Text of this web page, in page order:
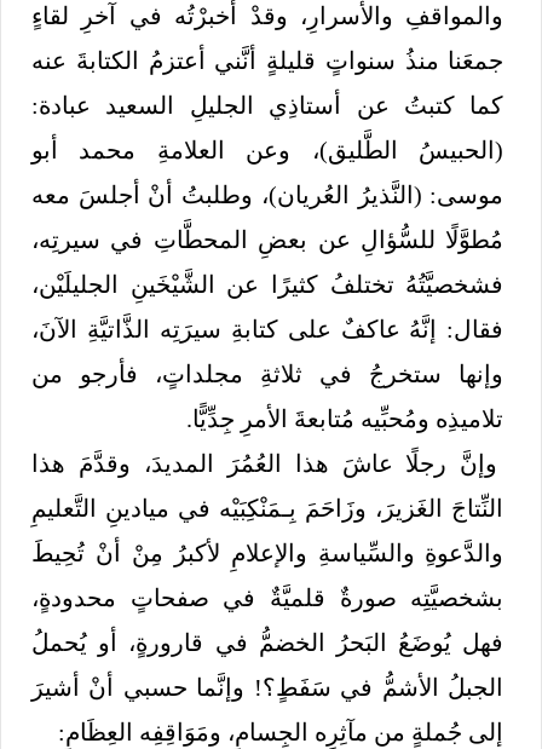
والمواقفِ والأسرارِ، وقدْ أخبرْتُه في آخرِ لقاءٍ
جمعَنا منذُ سنواتٍ قليلةٍ أنَّني أعتزمُ الكتابةَ عنه
كما كتبتُ عن أستاذِي الجليلِ السعيد عبادة:
(الحبيسُ الطَّليق)، وعن العلامةِ محمد أبو
موسى: (النَّذيرُ العُريان)، وطلبتُ أنْ أجلسَ معه
مُطوَّلًا للسُّؤالِ عن بعضِ المحطَّاتِ في سيرتِه،
فشخصيَّتُهُ تختلفُ كثيرًا عن الشَّيْخَينِ الجليلَيْن،
فقال: إنَّهُ عاكفٌ على كتابةِ سيرَتِه الذَّاتيَّةِ الآنَ،
وإنها ستخرجُ في ثلاثةِ مجلداتٍ، فأرجو من
تلاميذِه ومُحبِّيه مُتابعةَ الأمرِ جِدِّيًّا.
وإنَّ رجلًا عاشَ هذا العُمُرَ المديدَ، وقدَّمَ هذا
النِّتاجَ الغَزيرَ، وزَاحَمَ بِـمَنْكِبَيْه في ميادينِ التَّعليمِ
والدَّعوةِ والسِّياسةِ والإعلامِ لأكبرُ مِنْ أنْ تُحِيطَ
بشخصيَّتِه صورةٌ قلميَّةٌ في صفحاتٍ محدودةٍ،
فهل يُوضَعُ البَحرُ الخضمُّ في قارورةٍ، أو يُحملُ
الجبلُ الأشمُّ في سَفَطٍ؟! وإنَّما حسبي أنْ أشيرَ
إلى جُملةٍ من مآثِرِه الجِسامِ، ومَوَاقِفِه العِظَامِ: